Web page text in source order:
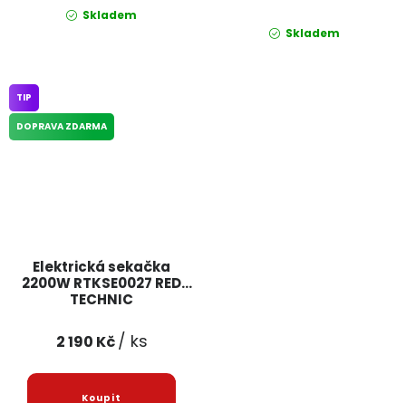
Skladem
Skladem
Elektrická sekačka
2200W RTKSE0027 RED
TECHNIC
TIP
DOPRAVA ZDARMA
2 190 Kč/ ks